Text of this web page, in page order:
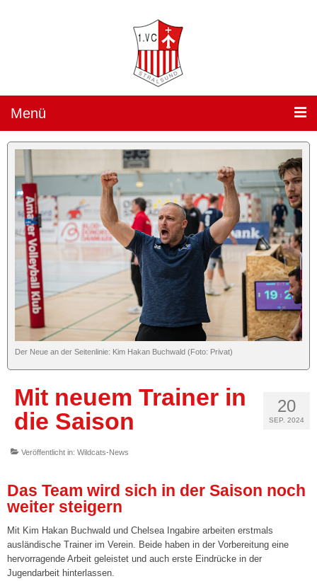
Menü
Teams »
1. Damen
(„Sparkassen Wildcats Stralsund“) »
Team
Ergebnisse
Heimspiele »
Tickets
Spieltagshefte
Live und kostenlos auf YouTube bei DYN
Fanshop
Sponsoren/Förderer »
Unsere Sponsoren
Unserer Förderer
CLUB365
Sponsor/Förderer werden
Der Neue an der Seitenlinie: Kim Hakan Buchwald (Foto: Privat)
20
SEP. 2024
Mit neuem Trainer in
die Saison
Veröffentlicht in: Wildcats-News
Das Team wird sich in der Saison noch
weiter steigern
Mit Kim Hakan Buchwald und Chelsea Ingabire arbeiten erstmals
ausländische Trainer im Verein. Beide haben in der Vorbereitung eine
hervorragende Arbeit geleistet und auch erste Eindrücke in der
Jugendarbeit hinterlassen.